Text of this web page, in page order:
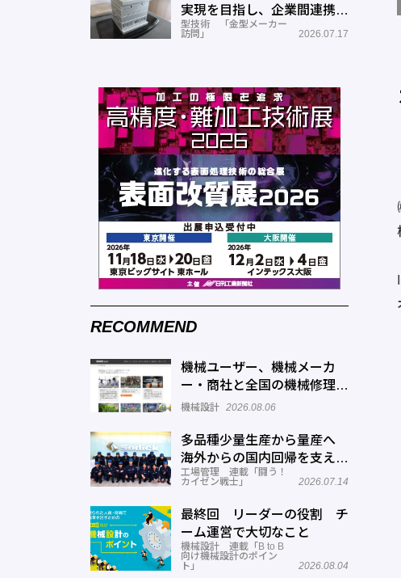
実現を目指し、企業間連携を
推進―ワールド工業
型技術 「金型メーカー
訪問」
2026.07.17
RECOMMEND
機械ユーザー、機械メーカ
ー・商社と全国の機械修理業
者をマッチングするサービス
機械設計 2026.08.06
多品種少量生産から量産へ
海外からの国内回帰を支える
現場改善―ソディック 加賀
工場管理 連載「闘う！
カイゼン戦士」
2026.07.14
最終回 リーダーの役割 チ
ーム運営で大切なこと
機械設計 連載「B to B
向け機械設計のポイン
ト」
2026.08.04